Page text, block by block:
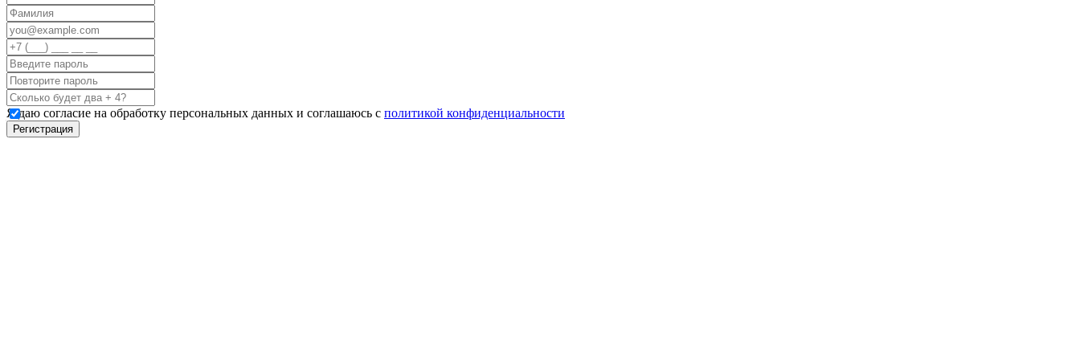
Я даю согласие на обработку персональных данных и соглашаюсь с политикой конфиденциальности
Регистрация